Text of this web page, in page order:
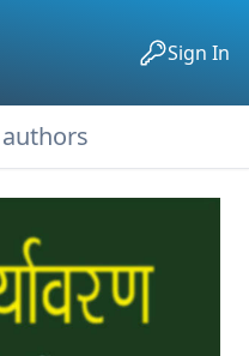
Sign In